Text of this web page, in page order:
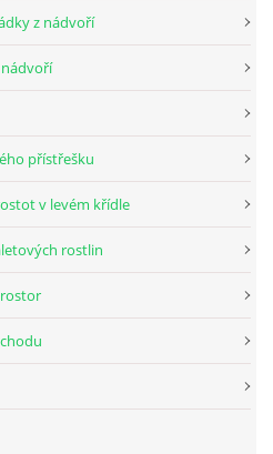
z nádvoří
přístřešku
v levém křídle
rostlin